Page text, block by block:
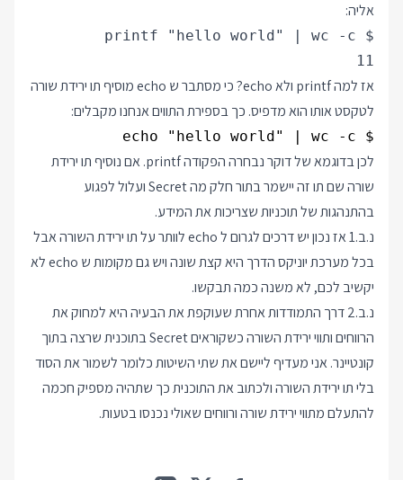
אליה:
11
אז למה printf ולא echo? כי מסתבר ש echo מוסיף תו ירידת שורה
לטקסט אותו הוא מדפיס. כך בספירת התווים אנחנו מקבלים:
$ echo "hello world" | wc -c
לכן בדוגמא של דוקר נבחרה הפקודה printf. אם נוסיף תו ירידת
שורה שם תו זה יישמר בתור חלק מה Secret ועלול לפגוע
בהתנהגות של תוכניות שצריכות את המידע.
נ.ב.1 אז נכון יש דרכים לגרום ל echo לוותר על תו ירידת השורה אבל
בכל מערכת יוניקס הדרך היא קצת שונה ויש גם מקומות ש echo לא
יקשיב לכם, לא משנה כמה תבקשו.
נ.ב.2 דרך התמודדות אחרת שעוקפת את הבעיה היא למחוק את
הרווחים ותווי ירידת השורה כשקוראים Secret בתוכנית שרצה בתוך
קונטיינר. אני מעדיף ליישם את שתי השיטות כלומר לשמור את הסוד
בלי תו ירידת השורה ולכתוב את התוכנית כך שתהיה מספיק חכמה
להתעלם מתווי ירידת שורה ורווחים שאולי נכנסו בטעות.